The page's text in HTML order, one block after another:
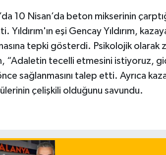
10 Nisan’da beton mikserinin
Yıldırım'ın eşi Gencay Yıldırım,
tepki gösterdi. Psikolojik olarak
“Adaletin tecelli etmesini istiyoruz,
sağlanmasını talep etti. Ayrıca
çelişkili olduğunu savundu.